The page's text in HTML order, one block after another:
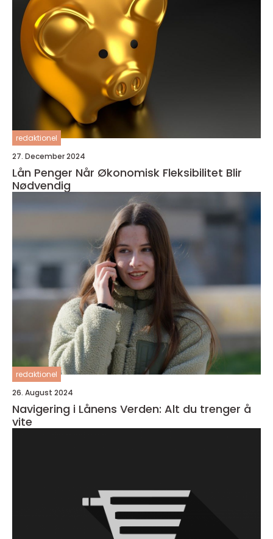
redaktionel
27. December 2024
Lån Penger Når Økonomisk Fleksibilitet Blir
Nødvendig
redaktionel
26. August 2024
Navigering i Lånens Verden: Alt du trenger å
vite